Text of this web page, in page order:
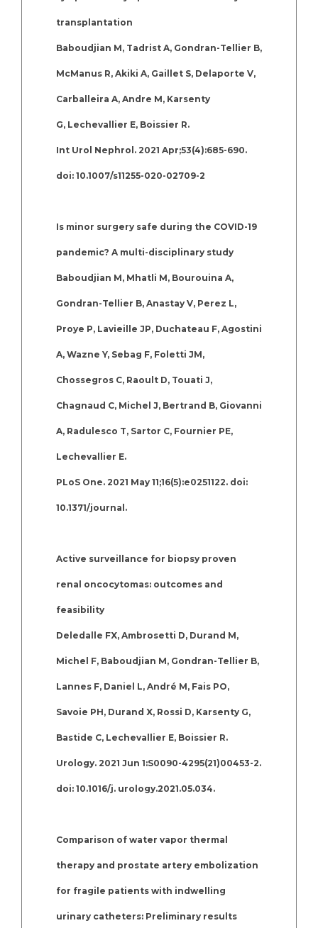
transplantation
Baboudjian M, Tadrist A, Gondran-Tellier B,
McManus R, Akiki A, Gaillet S, Delaporte V,
Carballeira A, Andre M, Karsenty
G, Lechevallier E, Boissier R.
Int Urol Nephrol. 2021 Apr;53(4):685-690.
doi: 10.1007/s11255-020-02709-2
Is minor surgery safe during the COVID-19
pandemic? A multi-disciplinary study
Baboudjian M, Mhatli M, Bourouina A,
Gondran-Tellier B, Anastay V, Perez L,
Proye P, Lavieille JP, Duchateau F, Agostini
A, Wazne Y, Sebag F, Foletti JM,
Chossegros C, Raoult D, Touati J,
Chagnaud C, Michel J, Bertrand B, Giovanni
A, Radulesco T, Sartor C, Fournier PE,
Lechevallier E.
PLoS One. 2021 May 11;16(5):e0251122. doi:
10.1371/journal.
Active surveillance for biopsy proven
renal oncocytomas: outcomes and
feasibility
Deledalle FX, Ambrosetti D, Durand M,
Michel F, Baboudjian M, Gondran-Tellier B,
Lannes F, Daniel L, André M, Fais PO,
Savoie PH, Durand X, Rossi D, Karsenty G,
Bastide C, Lechevallier E, Boissier R.
Urology. 2021 Jun 1:S0090-4295(21)00453-2.
doi: 10.1016/j. urology.2021.05.034.
Comparison of water vapor thermal
therapy and prostate artery embolization
for fragile patients with indwelling
urinary catheters: Preliminary results